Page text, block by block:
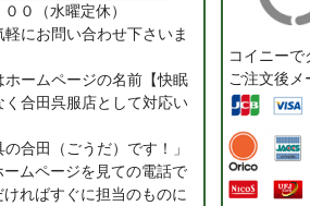
０（水曜定休）
軽にお問い合わせ下さいま
ームページの名前【快眠
く合田呉服店として対応い
の合田（ごうだ）です！」
ムページを見ての電話で
ればすぐに担当のものに
コイニーで
ご注文後メ